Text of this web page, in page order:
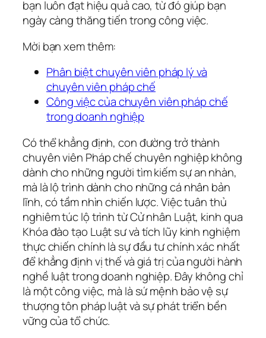
bạn luôn đạt hiệu quả cao, từ đó giúp bạn
ngày càng thăng tiến trong công việc.
Mời bạn xem thêm:
Phân biệt chuyên viên pháp lý và
chuyên viên pháp chế
Công việc của chuyên viên pháp chế
trong doanh nghiệp
Có thể khẳng định, con đường trở thành
chuyên viên Pháp chế chuyên nghiệp không
dành cho những người tìm kiếm sự an nhàn,
mà là lộ trình dành cho những cá nhân bản
lĩnh, có tầm nhìn chiến lược. Việc tuân thủ
nghiêm túc lộ trình từ Cử nhân Luật, kinh qua
Khóa đào tạo Luật sư và tích lũy kinh nghiệm
thực chiến chính là sự đầu tư chính xác nhất
để khẳng định vị thế và giá trị của người hành
nghề luật trong doanh nghiệp. Đây không chỉ
là một công việc, mà là sứ mệnh bảo vệ sự
thượng tôn pháp luật và sự phát triển bền
vững của tổ chức.